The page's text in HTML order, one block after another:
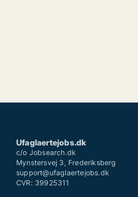
Ufaglaertejobs.dk
c/o Jobsearch.dk
Mynstersvej 3, Frederiksberg
support@ufaglaertejobs.dk
CVR: 39925311